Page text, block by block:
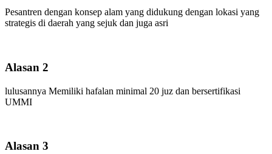
Pesantren dengan konsep alam yang didukung dengan lokasi yang
strategis di daerah yang sejuk dan juga asri
Alasan 2
lulusannya Memiliki hafalan minimal 20 juz dan bersertifikasi
UMMI
Alasan 3